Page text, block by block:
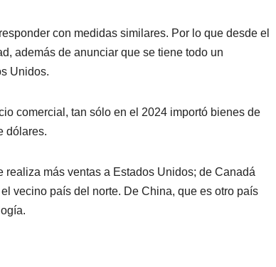
con medidas similares. Por lo que desde el
además de anunciar que se tiene todo un
Unidos.
comercial, tan sólo en el 2024 importó bienes de
dólares.
más ventas a Estados Unidos; de Canadá
vecino país del norte. De China, que es otro país